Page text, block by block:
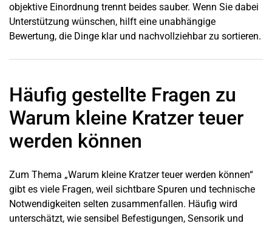
objektive Einordnung trennt beides sauber. Wenn Sie dabei
Unterstützung wünschen, hilft eine unabhängige
Bewertung, die Dinge klar und nachvollziehbar zu sortieren.
Häufig gestellte Fragen zu
Warum kleine Kratzer teuer
werden können
Zum Thema „Warum kleine Kratzer teuer werden können“
gibt es viele Fragen, weil sichtbare Spuren und technische
Notwendigkeiten selten zusammenfallen. Häufig wird
unterschätzt, wie sensibel Befestigungen, Sensorik und